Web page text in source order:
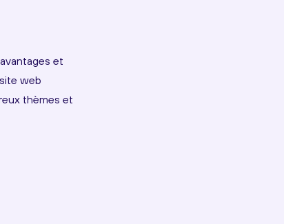
et
web
thèmes et